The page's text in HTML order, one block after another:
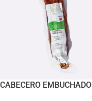
CABECERO EMBUCHADO